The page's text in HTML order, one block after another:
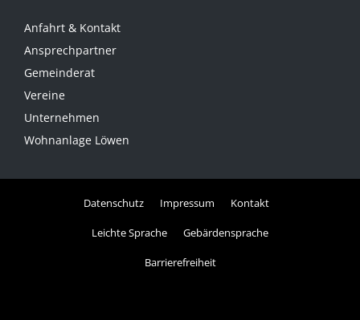
Anfahrt & Kontakt
Ansprechpartner
Gemeinderat
Vereine
Unternehmen
Wohnanlage Löwen
Datenschutz Impressum Kontakt
Leichte Sprache Gebärdensprache
Barrierefreiheit